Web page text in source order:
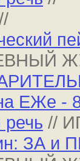
ЕЖе -
//
ЗА и